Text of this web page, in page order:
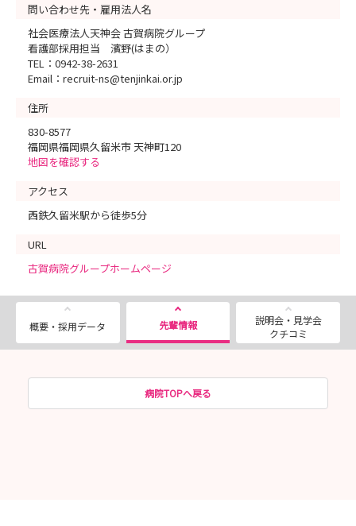
問い合わせ先・雇用法人名
社会医療法人天神会 古賀病院グループ
看護部採用担当 濱野(はまの）
TEL：0942-38-2631
Email：recruit-ns@tenjinkai.or.jp
住所
830-8577
福岡県福岡県久留米市 天神町120
地図を確認する
アクセス
西鉄久留米駅から徒歩5分
URL
古賀病院グループホームページ
概要・採用データ 先輩情報
説明会・見学会
クチコミ
病院TOPへ戻る